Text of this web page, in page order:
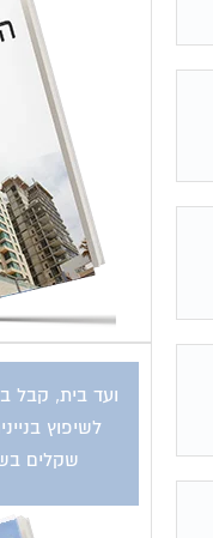
ועד בית, קבל
לשיפוץ
שקלים